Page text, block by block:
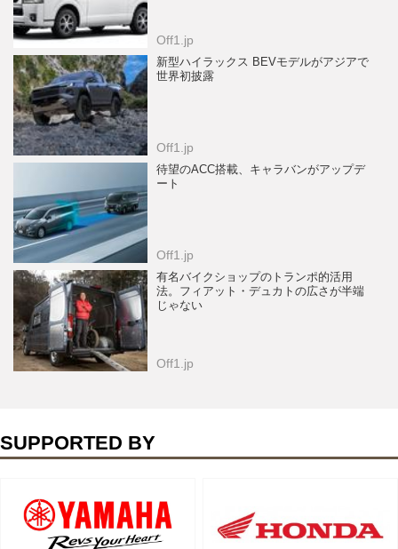
Off1.jp
新型ハイラックス BEVモデルがアジアで
世界初披露
Off1.jp
待望のACC搭載、キャラバンがアップデ
ート
Off1.jp
有名バイクショップのトランポ的活用
法。フィアット・デュカトの広さが半端
じゃない
Off1.jp
SUPPORTED BY